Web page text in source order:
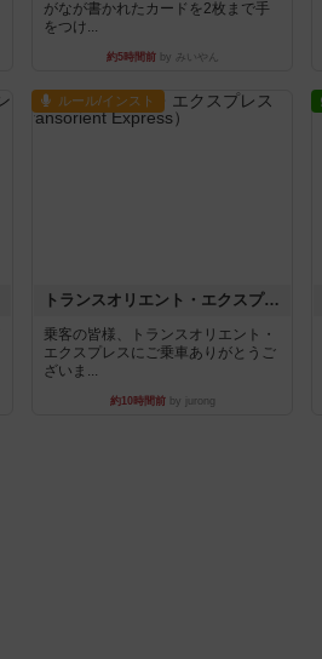
がなが書かれたカードを2枚まで手
をつけ...
約5時間前by みいやん
ルール/インスト
トランスオリエント・エクスプレス
乗客の皆様、トランスオリエント・
エクスプレスにご乗車ありがとうご
ざいま...
約10時間前by jurong